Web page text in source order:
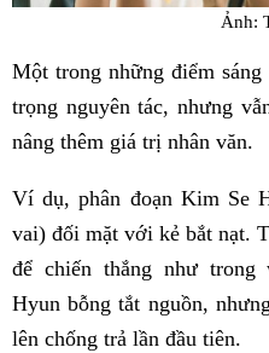
Ảnh:
Một trong những điểm
trọng nguyên tác, nhưng
nâng thêm giá trị nhân văn.
Ví dụ, phân đoạn Kim Se
vai) đối mặt với kẻ bắt nạt.
để chiến thắng như trong
Hyun bỗng tắt nguồn,
lên chống trả lần đầu tiên.